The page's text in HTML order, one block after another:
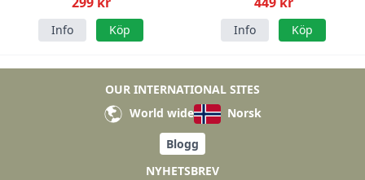
Info Köp Info Köp
OUR INTERNATIONAL SITES
World wide
Norsk
Blogg
NYHETSBREV